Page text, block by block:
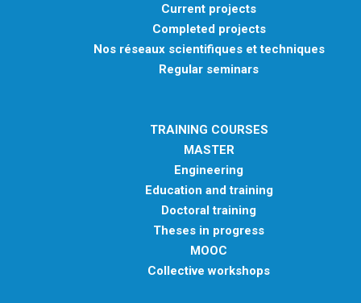
Current projects
Completed projects
Nos réseaux scientifiques et techniques
Regular seminars
TRAINING COURSES
MASTER
Engineering
Education and training
Doctoral training
Theses in progress
MOOC
Collective workshops